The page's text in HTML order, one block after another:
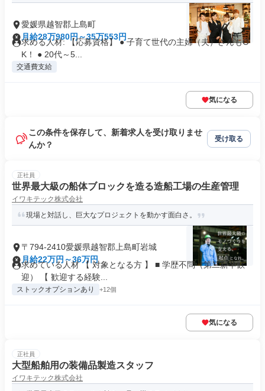
愛媛県越智郡上島町
月給28万980円～35万553円
求める人材: 【応募資格】 ● 子育て世代の主婦（夫）さんもO
K！ ● 20代～5...
交通費支給
気になる
この条件を保存して、新着求人を受け取りませ
んか？
受け取る
正社員
世界最大級の船体ブロックを造る造船工場の生産管理
イワキテック株式会社
現場と対話し、巨大なプロジェクトを動かす面白さ。
〒794-2410愛媛県越智郡上島町岩城
月給22万円～36万円
求めている人材 【 対象となる方 】 ■ 学歴不問（第二新卒歓
迎） 【 歓迎する経験...
ストックオプションあり +12個
気になる
正社員
大型船舶用の装備品製造スタッフ
イワキテック株式会社